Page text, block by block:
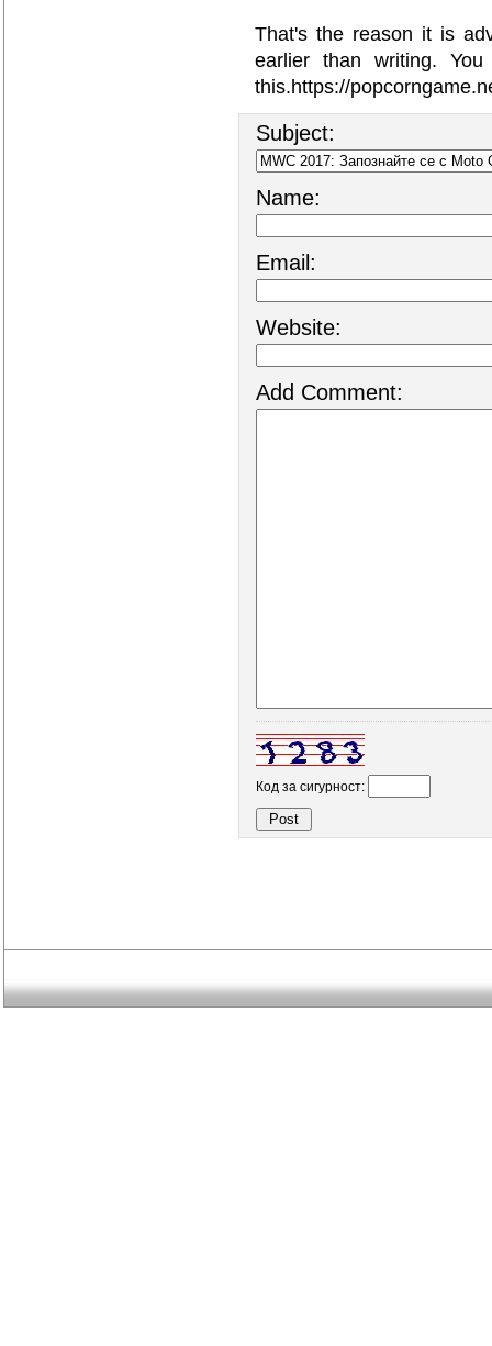
That's the reason it is
earlier than writing.
this.https://
Subject:
Name:
Email:
Website:
Add Comment:
Код за сигурност: